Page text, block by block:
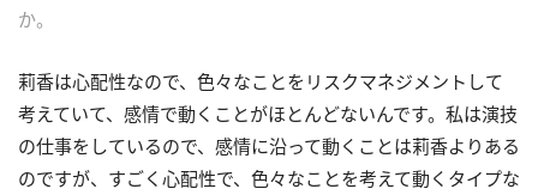
か。
莉香は心配性なので、色々なことをリスクマネジメントして
考えていて、感情で動くことがほとんどないんです。私は演技
の仕事をしているので、感情に沿って動くことは莉香よりある
のですが、すごく心配性で、色々なことを考えて動くタイプな